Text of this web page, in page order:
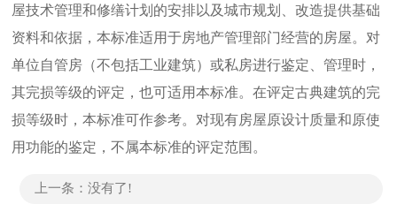
屋技术管理和修缮计划的安排以及城市规划、改造提供基础
资料和依据，本标准适用于房地产管理部门经营的房屋。对
单位自管房（不包括工业建筑）或私房进行鉴定、管理时，
其完损等级的评定，也可适用本标准。在评定古典建筑的完
损等级时，本标准可作参考。对现有房屋原设计质量和原使
用功能的鉴定，不属本标准的评定范围。
上一条：没有了!